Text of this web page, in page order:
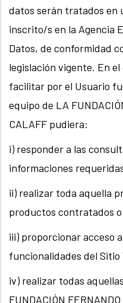
datos serán tratados en
inscrito/s en la Agencia
Datos, de conformidad
legislación vigente. En
facilitar por el Usuario
equipo de LA
CALAFF pudiera:
i) responder a las
informaciones
ii) realizar toda aquella
productos contratados
iii) proporcionar acceso
funcionalidades del Sitio
iv) realizar todas
FUNDACIÓN